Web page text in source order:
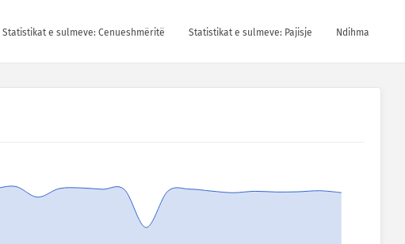
Statistikat e sulmeve: Cenueshmëritë Statistikat e sulmeve: Pajisje Ndihma